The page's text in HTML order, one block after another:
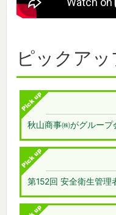
ピックアッ
秋山商事㈱がグループ
第152回 安全衛生管理